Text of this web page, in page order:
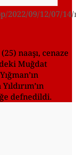
09/12/07/14/
naaşı, cenaze
Muğdat
defnedildi.